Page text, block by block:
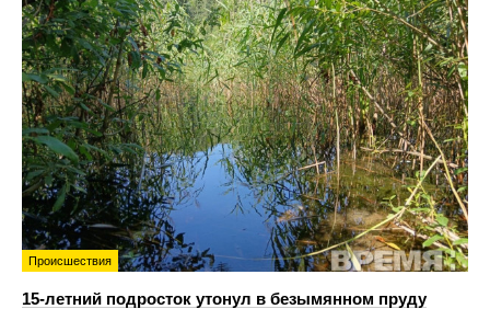
Происшествия
15-летний подросток утонул в безымянном пруду